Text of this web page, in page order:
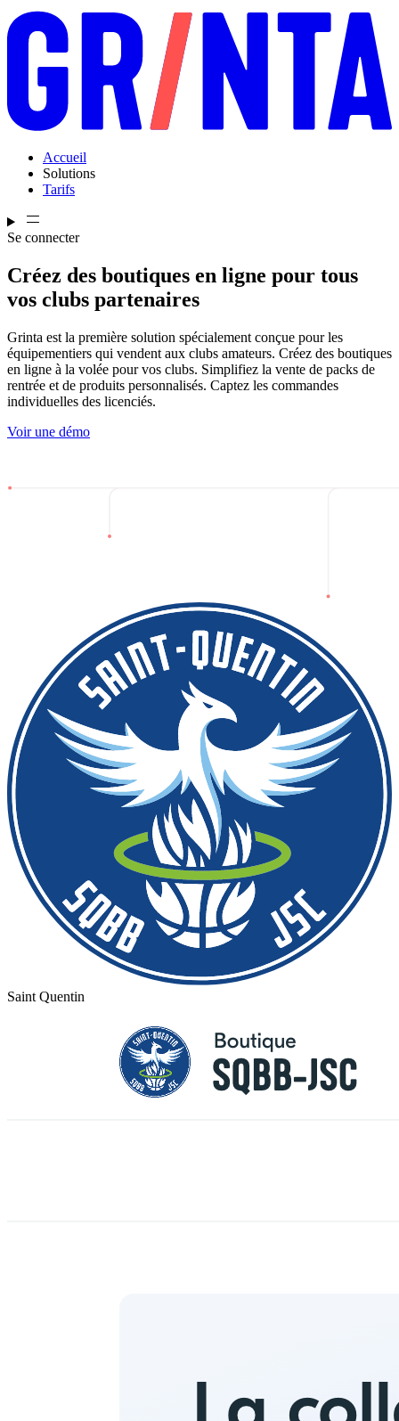
Accueil
Solutions
Tarifs
Se connecter
Créez des boutiques en ligne pour tous
vos clubs partenaires
Grinta est la première solution spécialement conçue pour les
équipementiers qui vendent aux clubs amateurs. Créez des boutiques
en ligne à la volée pour vos clubs. Simplifiez la vente de packs de
rentrée et de produits personnalisés. Captez les commandes
individuelles des licenciés.
Voir une démo
Saint Quentin